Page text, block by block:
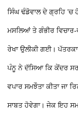
ਸਿੰਘ ਢੰਡੋਵਾਲ ਦੇ ਗ੍ਰਹਿ ’ਚ
ਮਸਲਿਆਂਤੇ ਗੰਭੀਰ
ਰੇਖਾ ਉਲੀਕੀ ਗਈ।
ਪੰਨੂ ਨੇ ਦੱਸਿਆ ਕਿ ਕੇਂਦਰ
ਵਪਾਰ ਸਮਝੌਤਾ ਕੀਤਾ ਜਾ
ਸਾਬਤ ਹੋਵੇਗਾ। ਜੇਕ ਇਹ